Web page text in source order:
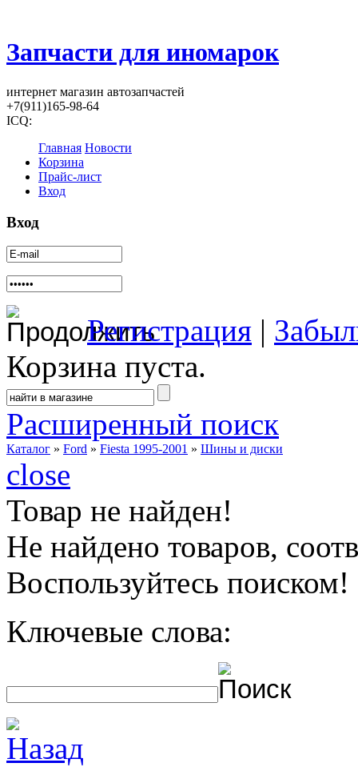
Запчасти для иномарок
интернет магазин автозапчастей
+7(911)165-98-64
ICQ:
Главная Новости
Корзина
Прайс-лист
Вход
Вход
Регистрация |
Корзина пуста.
Расширенный поиск
Каталог » Ford » Fiesta 1995-2001 » Шины и диски
close
Товар не найден!
Не найдено товаров,
Воспользуйтесь поиском!
Ключевые слова: